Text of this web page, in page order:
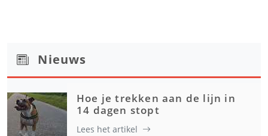
Nieuws
Hoe je trekken aan de lijn in
14 dagen stopt
Lees het artikel